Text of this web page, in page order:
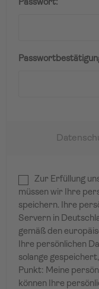
Passwort:
Zur Erfüllung
müssen wir Ihre
speichern. Ihre
Servern in
gemäß den
Ihre persönlichen
solange
Punkt: Meine
können Ihre